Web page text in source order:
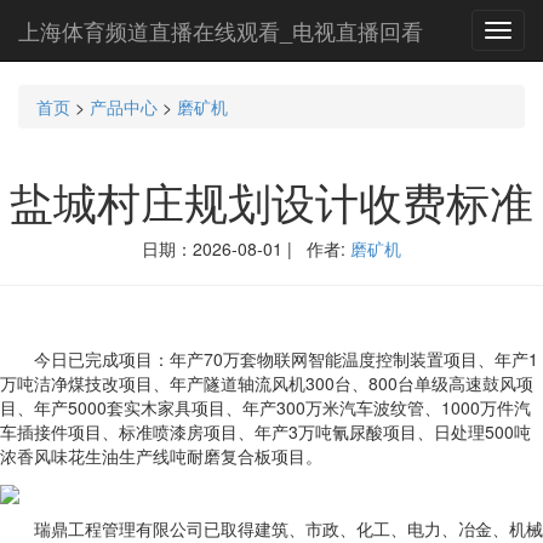
上海体育频道直播在线观看_电视直播回看
首页 > 产品中心 > 磨矿机
盐城村庄规划设计收费标准
日期：2026-08-01 | 作者: 磨矿机
今日已完成项目：年产70万套物联网智能温度控制装置项目、年产1
万吨洁净煤技改项目、年产隧道轴流风机300台、800台单级高速鼓风项
目、年产5000套实木家具项目、年产300万米汽车波纹管、1000万件汽
车插接件项目、标准喷漆房项目、年产3万吨氰尿酸项目、日处理500吨
浓香风味花生油生产线吨耐磨复合板项目。
瑞鼎工程管理有限公司已取得建筑、市政、化工、电力、冶金、机械